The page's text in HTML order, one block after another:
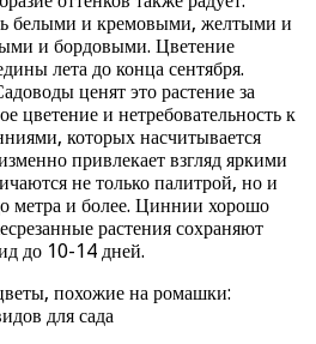
белыми и кремовыми, желтыми и
и бордовыми. Цветение
лета до конца сентября.
ценят это растение за
цветение и нетребовательность к
которых насчитывается
привлекает взгляд яркими
не только палитрой, но и
метра и более. Циннии хорошо
растения сохраняют
до 10-14 дней.